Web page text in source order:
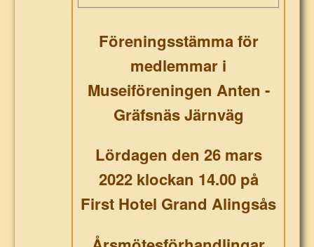
Föreningsstämma för
medlemmar i
Museiföreningen Anten -
Gräfsnäs Järnväg
Lördagen den 26 mars
2022 klockan 14.00 på
First Hotel Grand Alingsås